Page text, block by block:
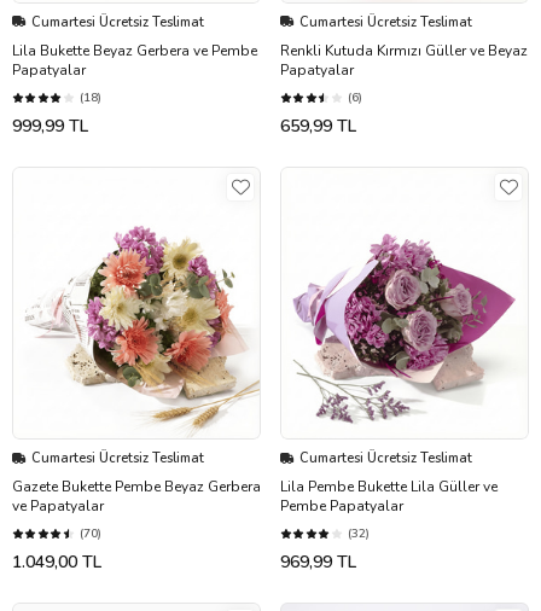
Cumartesi Ücretsiz Teslimat
Lila Bukette Beyaz Gerbera ve Pembe
Papatyalar
(18)
999,99 TL
Cumartesi Ücretsiz Teslimat
Renkli Kutuda Kırmızı Güller ve Beyaz
Papatyalar
(6)
659,99 TL
Cumartesi Ücretsiz Teslimat
Gazete Bukette Pembe Beyaz Gerbera
ve Papatyalar
(70)
1.049,00 TL
Cumartesi Ücretsiz Teslimat
Lila Pembe Bukette Lila Güller ve
Pembe Papatyalar
(32)
969,99 TL